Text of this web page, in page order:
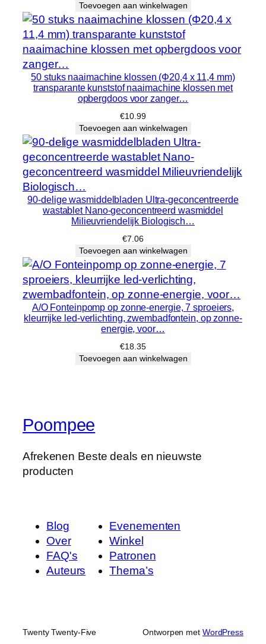
Toevoegen aan winkelwagen
50 stuks naaimachine klossen (Φ20,4 x 11,4 mm)
transparante kunststof naaimachine klossen met
opbergdoos voor zanger…
€10.99
Toevoegen aan winkelwagen
90-delige wasmiddelbladen Ultra-geconcentreerde
wastablet Nano-geconcentreerd wasmiddel
Milieuvriendelijk Biologisch…
€7.06
Toevoegen aan winkelwagen
A/O Fonteinpomp op zonne-energie, 7 sproeiers,
kleurrijke led-verlichting, zwembadfontein, op zonne-
energie, voor…
€18.35
Toevoegen aan winkelwagen
Poompee
Afrekenen Beste deals en nieuwste
producten
Blog
Over
FAQ's
Auteurs
Evenementen
Winkel
Patronen
Thema’s
Twenty Twenty-Five Ontworpen met WordPress